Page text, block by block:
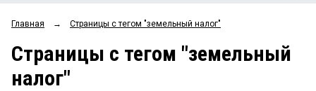
ОБЩЕСТВО
ЗАКОН
Мнения
Рейтинги
Главная → Страницы c тегом "земельный налог"
Страницы c тегом "земельный
налог"